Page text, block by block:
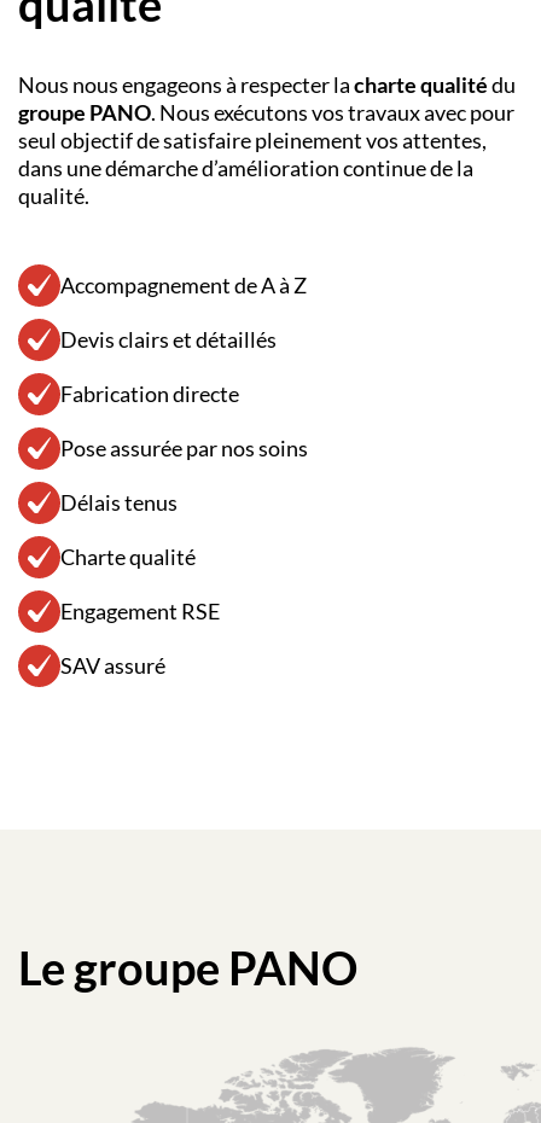
Nous nous engageons à respecter lacharte qualitédu
groupe PANO. Nous exécutons vos travaux avec pour
seul objectif de satisfaire pleinement vos attentes,
dans une démarche d’amélioration continue de la
qualité.
Accompagnement de A à Z
Devis clairs et détaillés
Fabrication directe
Pose assurée par nos soins
Délais tenus
Charte qualité
Engagement RSE
SAV assuré
Le groupe PANO